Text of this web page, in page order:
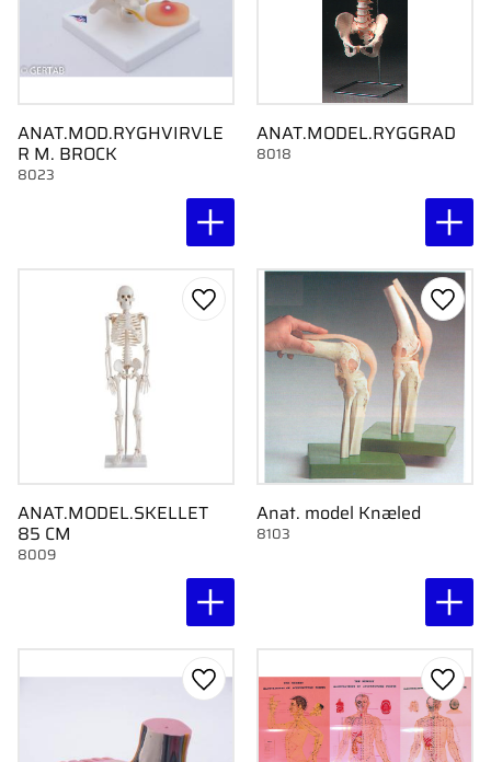
ANAT.MOD.RYGHVIRVLE
R M. BROCK
8023
ANAT.MODEL.RYGGRAD
8018
ANAT.MODEL.SKELLET
85 CM
8009
Gem som favorit
Anat. model Knæled
8103
Gem
Gem som favorit Gem